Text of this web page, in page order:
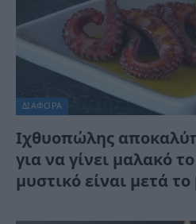
ΔΙΆΦΟΡΑ
Ιχθυοπώλης
για να γίνει μαλακό
μυστικό είναι μετά